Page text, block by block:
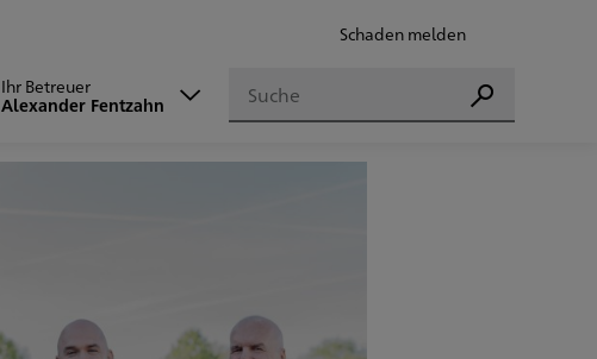
Schaden melden
Ihr Betreuer
Alexander Fentzahn
Suchen
Suchen